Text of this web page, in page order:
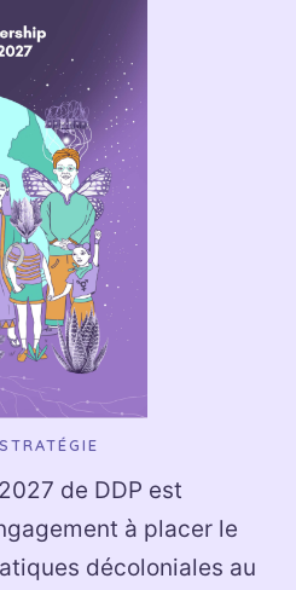
de DDP est
à placer le
décoloniales au